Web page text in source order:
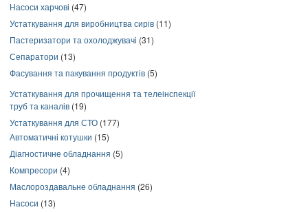
Насоси харчові (47)
Устаткування для виробництва сирів (11)
Пастеризатори та охолоджувачі (31)
Сепаратори (13)
Фасування та пакування продуктів (5)
Устаткування для прочищення та телеінспекції
труб та каналів (19)
Устаткування для СТО (177)
Автоматичні котушки (15)
Діагностичне обладнання (5)
Компресори (4)
Маслороздавальне обладнання (26)
Насоси (13)